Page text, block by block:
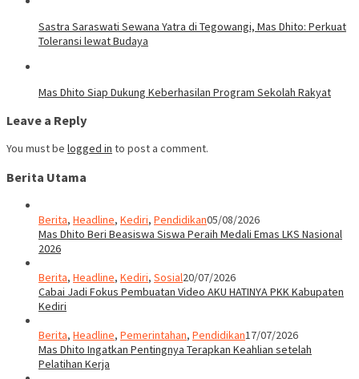
Sastra Saraswati Sewana Yatra di Tegowangi, Mas Dhito: Perkuat
Toleransi lewat Budaya
Mas Dhito Siap Dukung Keberhasilan Program Sekolah Rakyat
Leave a Reply
You must be logged in to post a comment.
Berita Utama
Berita, Headline, Kediri, Pendidikan05/08/2026
Mas Dhito Beri Beasiswa Siswa Peraih Medali Emas LKS Nasional
2026
Berita, Headline, Kediri, Sosial20/07/2026
Cabai Jadi Fokus Pembuatan Video AKU HATINYA PKK Kabupaten
Kediri
Berita, Headline, Pemerintahan, Pendidikan17/07/2026
Mas Dhito Ingatkan Pentingnya Terapkan Keahlian setelah
Pelatihan Kerja